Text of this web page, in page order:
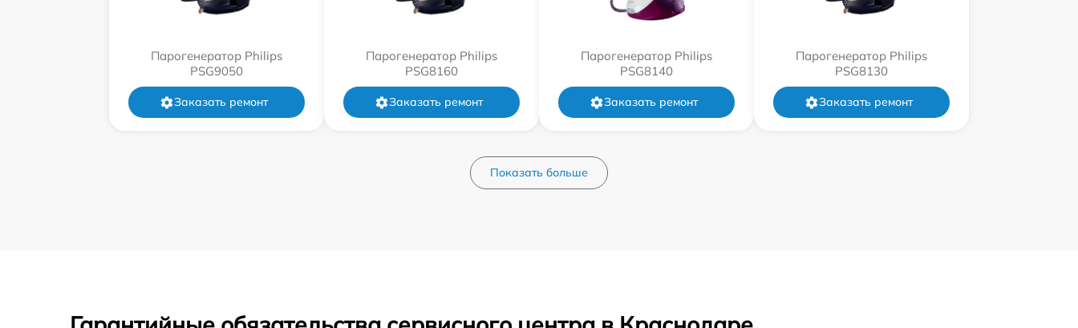
Парогенератор Philips
PSG9050
Заказать ремонт
Парогенератор Philips
PSG8160
Заказать ремонт
Парогенератор Philips
PSG8140
Заказать ремонт
Парогенератор Philips
PSG8130
Заказать ремонт
Показать больше